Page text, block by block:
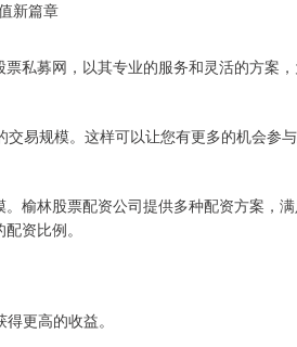
私募网，以其专业的服务和灵活的方案
易规模。这样可以让您有更多的机会参
榆林股票配资公司提供多种配资方案，满
资比例。
得更高的收益。